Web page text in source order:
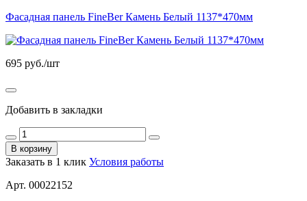
Фасадная панель FineBer Камень Белый 1137*470мм
695 руб./шт
Добавить в закладки
В корзину
Заказать в 1 клик Условия работы
Арт. 00022152